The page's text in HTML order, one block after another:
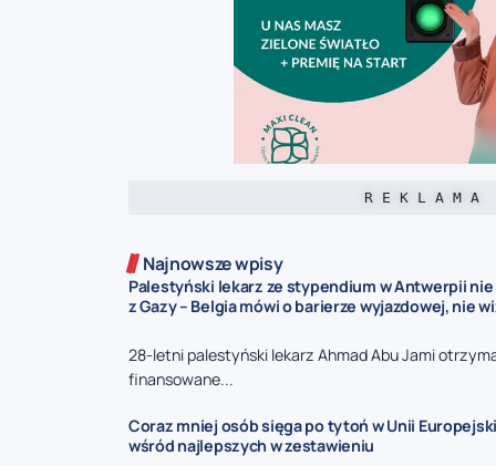
R E K L A M A
Najnowsze wpisy
Palestyński lekarz ze stypendium w Antwerpii
z Gazy – Belgia mówi o barierze wyjazdowej, nie
28-letni palestyński lekarz Ahmad Abu Jami
finansowane...
Coraz mniej osób sięga po tytoń w Unii
wśród najlepszych w zestawieniu